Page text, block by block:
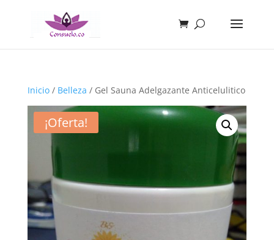
Inicio/ Belleza / Gel Sauna Adelgazante Anticelulitico
¡Oferta!